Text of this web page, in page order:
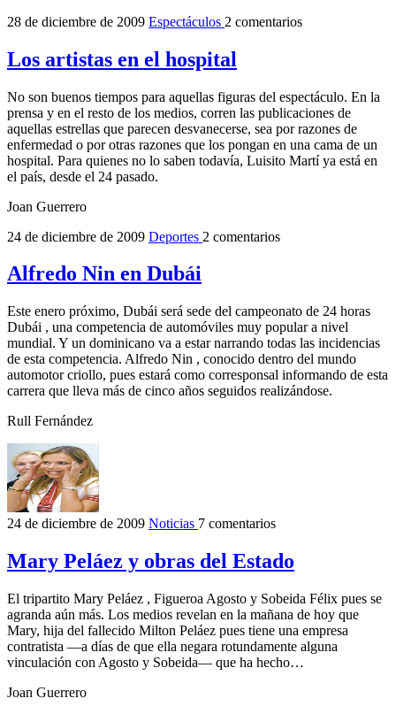
28 de diciembre de 2009 Espectáculos 2 comentarios
Los artistas en el hospital
No son buenos tiempos para aquellas figuras del espectáculo. En la
prensa y en el resto de los medios, corren las publicaciones de
aquellas estrellas que parecen desvanecerse, sea por razones de
enfermedad o por otras razones que los pongan en una cama de un
hospital. Para quienes no lo saben todavía, Luisito Martí ya está en
el país, desde el 24 pasado.
Joan Guerrero
24 de diciembre de 2009 Deportes 2 comentarios
Alfredo Nin en Dubái
Este enero próximo, Dubái será sede del campeonato de 24 horas
Dubái , una competencia de automóviles muy popular a nivel
mundial. Y un dominicano va a estar narrando todas las incidencias
de esta competencia. Alfredo Nin , conocido dentro del mundo
automotor criollo, pues estará como corresponsal informando de esta
carrera que lleva más de cinco años seguidos realizándose.
Rull Fernández
24 de diciembre de 2009 Noticias 7 comentarios
Mary Peláez y obras del Estado
El tripartito Mary Peláez , Figueroa Agosto y Sobeida Félix pues se
agranda aún más. Los medios revelan en la mañana de hoy que
Mary, hija del fallecido Milton Peláez pues tiene una empresa
contratista —a días de que ella negara rotundamente alguna
vinculación con Agosto y Sobeida— que ha hecho…
Joan Guerrero